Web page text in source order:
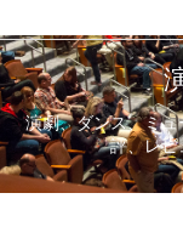
演劇、ダンス、ミ
評、レ